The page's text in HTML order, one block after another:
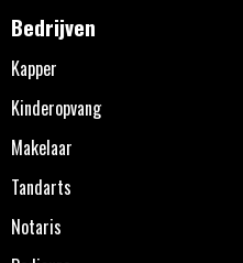
Bedrijven
Kapper
Kinderopvang
Makelaar
Tandarts
Notaris